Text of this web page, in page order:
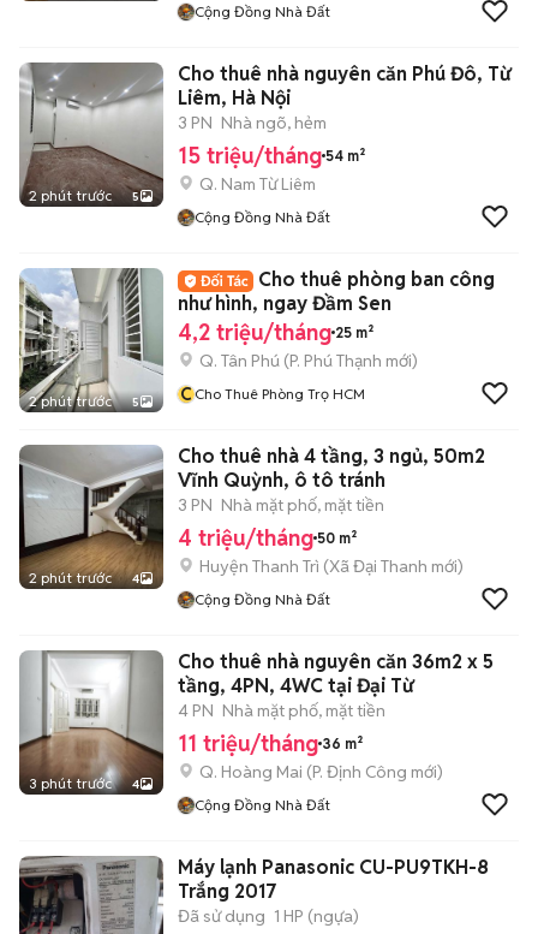
Cộng Đồng Nhà Đất
2 phút trước 5
Cho thuê nhà nguyên căn Phú Đô, Từ
Liêm, Hà Nội
3 PN Nhà ngõ, hẻm
15 triệu/tháng 54 m²
Q. Nam Từ Liêm
Cộng Đồng Nhà Đất
2 phút trước 5
Cho thuê phòng ban công
như hình, ngay Đầm Sen
4,2 triệu/tháng 25 m²
Q. Tân Phú (P. Phú Thạnh mới)
CCho Thuê Phòng Trọ HCM
2 phút trước 4
Cho thuê nhà 4 tầng, 3 ngủ, 50m2
Vĩnh Quỳnh, ô tô tránh
3 PN Nhà mặt phố, mặt tiền
4 triệu/tháng 50 m²
Huyện Thanh Trì (Xã Đại Thanh mới)
Cộng Đồng Nhà Đất
3 phút trước 4
Cho thuê nhà nguyên căn 36m2 x 5
tầng, 4PN, 4WC tại Đại Từ
4 PN Nhà mặt phố, mặt tiền
11 triệu/tháng 36 m²
Q. Hoàng Mai (P. Định Công mới)
Cộng Đồng Nhà Đất
Máy lạnh Panasonic CU-PU9TKH-8
Trắng 2017
Đã sử dụng 1 HP (ngựa)